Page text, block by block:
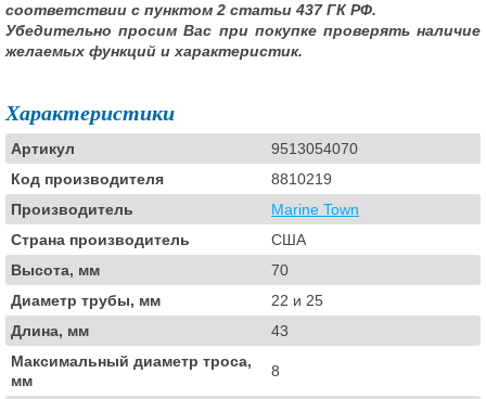
соответствии с пунктом 2 статьи 437 ГК РФ.
Убедительно просим Вас при покупке проверять наличие
желаемых функций и характеристик.
Характеристики
Артикул
9513054070
Код производителя
8810219
Производитель
Marine Town
Страна производитель
США
Высота, мм
70
Диаметр трубы, мм
22 и 25
Длина, мм
43
Максимальный диаметр троса,
мм
8